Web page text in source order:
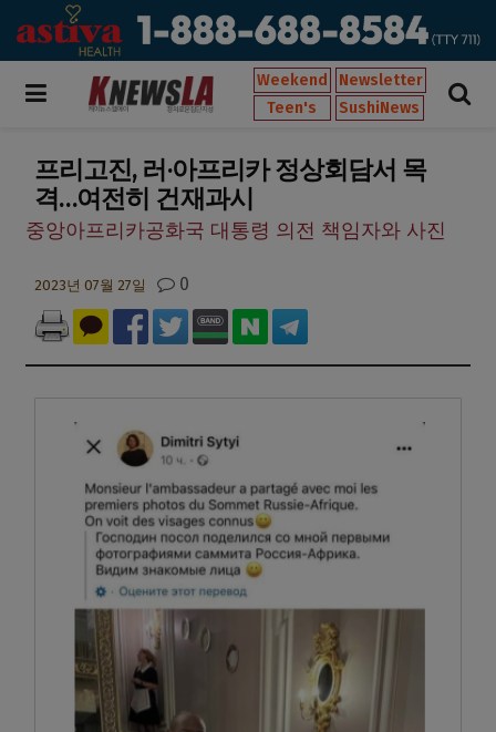
Weekend
Newsletter
Teen's
SushiNews
프리고진, 러·아프리카 정상회담서 목
격…여전히 건재과시
중앙아프리카공화국 대통령 의전 책임자와 사진
2023년 07월 27일 0